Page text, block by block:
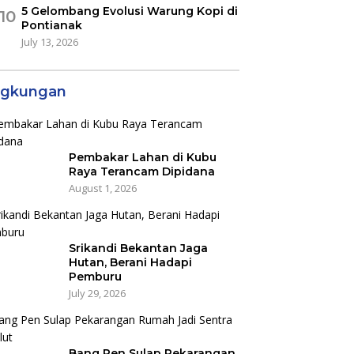
5 Gelombang Evolusi Warung Kopi di
Pontianak
July 13, 2026
Pembakar Lahan di Kubu
Raya Terancam Dipidana
August 1, 2026
Srikandi Bekantan Jaga
Hutan, Berani Hadapi
Pemburu
July 29, 2026